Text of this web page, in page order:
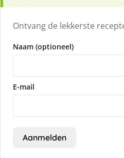
Ontvang de lekkerste
Naam (optioneel)
E-mail
Aanmelden